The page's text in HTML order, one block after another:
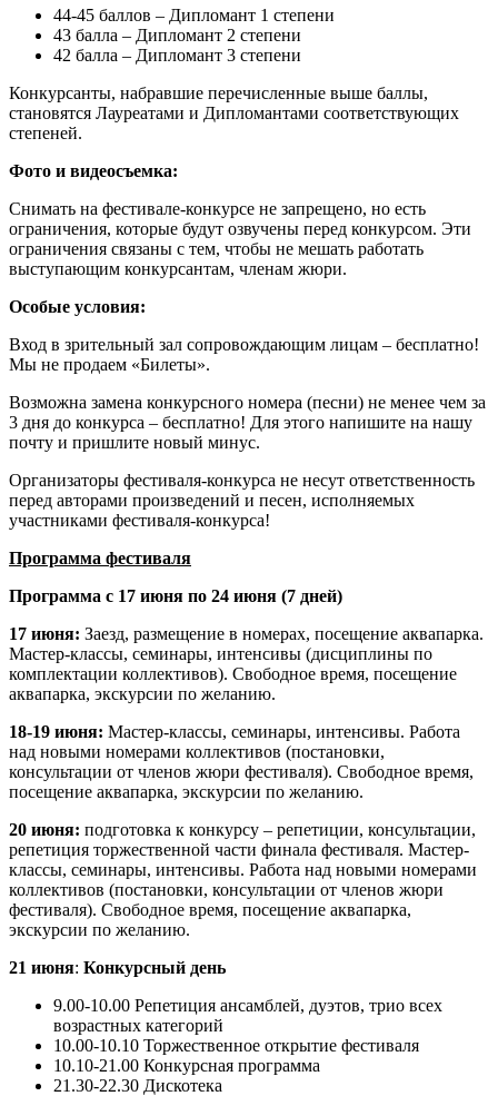
44-45 баллов – Дипломант 1 степени
43 балла – Дипломант 2 степени
42 балла – Дипломант 3 степени
Конкурсанты, набравшие перечисленные выше баллы,
становятся Лауреатами и Дипломантами соответствующих
степеней.
Фото и видеосъемка:
Снимать на фестивале-конкурсе не запрещено, но есть
ограничения, которые будут озвучены перед конкурсом. Эти
ограничения связаны с тем, чтобы не мешать работать
выступающим конкурсантам, членам жюри.
Особые условия:
Вход в зрительный зал сопровождающим лицам – бесплатно!
Мы не продаем «Билеты».
Возможна замена конкурсного номера (песни) не менее чем за
3 дня до конкурса – бесплатно! Для этого напишите на нашу
почту и пришлите новый минус.
Организаторы фестиваля-конкурса не несут ответственность
перед авторами произведений и песен, исполняемых
участниками фестиваля-конкурса!
Программа фестиваля
Программа с 17 июня по 24 июня (7 дней)
17 июня: Заезд, размещение в номерах, посещение аквапарка.
Мастер-классы, семинары, интенсивы (дисциплины по
комплектации коллективов). Свободное время, посещение
аквапарка, экскурсии по желанию.
18-19 июня: Мастер-классы, семинары, интенсивы. Работа
над новыми номерами коллективов (постановки,
консультации от членов жюри фестиваля). Свободное время,
посещение аквапарка, экскурсии по желанию.
20 июня: подготовка к конкурсу – репетиции, консультации,
репетиция торжественной части финала фестиваля. Мастер-
классы, семинары, интенсивы. Работа над новыми номерами
коллективов (постановки, консультации от членов жюри
фестиваля). Свободное время, посещение аквапарка,
экскурсии по желанию.
21 июня: Конкурсный день
9.00-10.00 Репетиция ансамблей, дуэтов, трио всех
возрастных категорий
10.00-10.10 Торжественное открытие фестиваля
10.10-21.00 Конкурсная программа
21.30-22.30 Дискотека